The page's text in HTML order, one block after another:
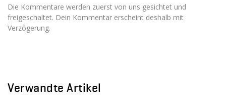
Die Kommentare werden zuerst von uns gesichtet und
freigeschaltet. Dein Kommentar erscheint deshalb mit
Verzögerung.
Verwandte Artikel